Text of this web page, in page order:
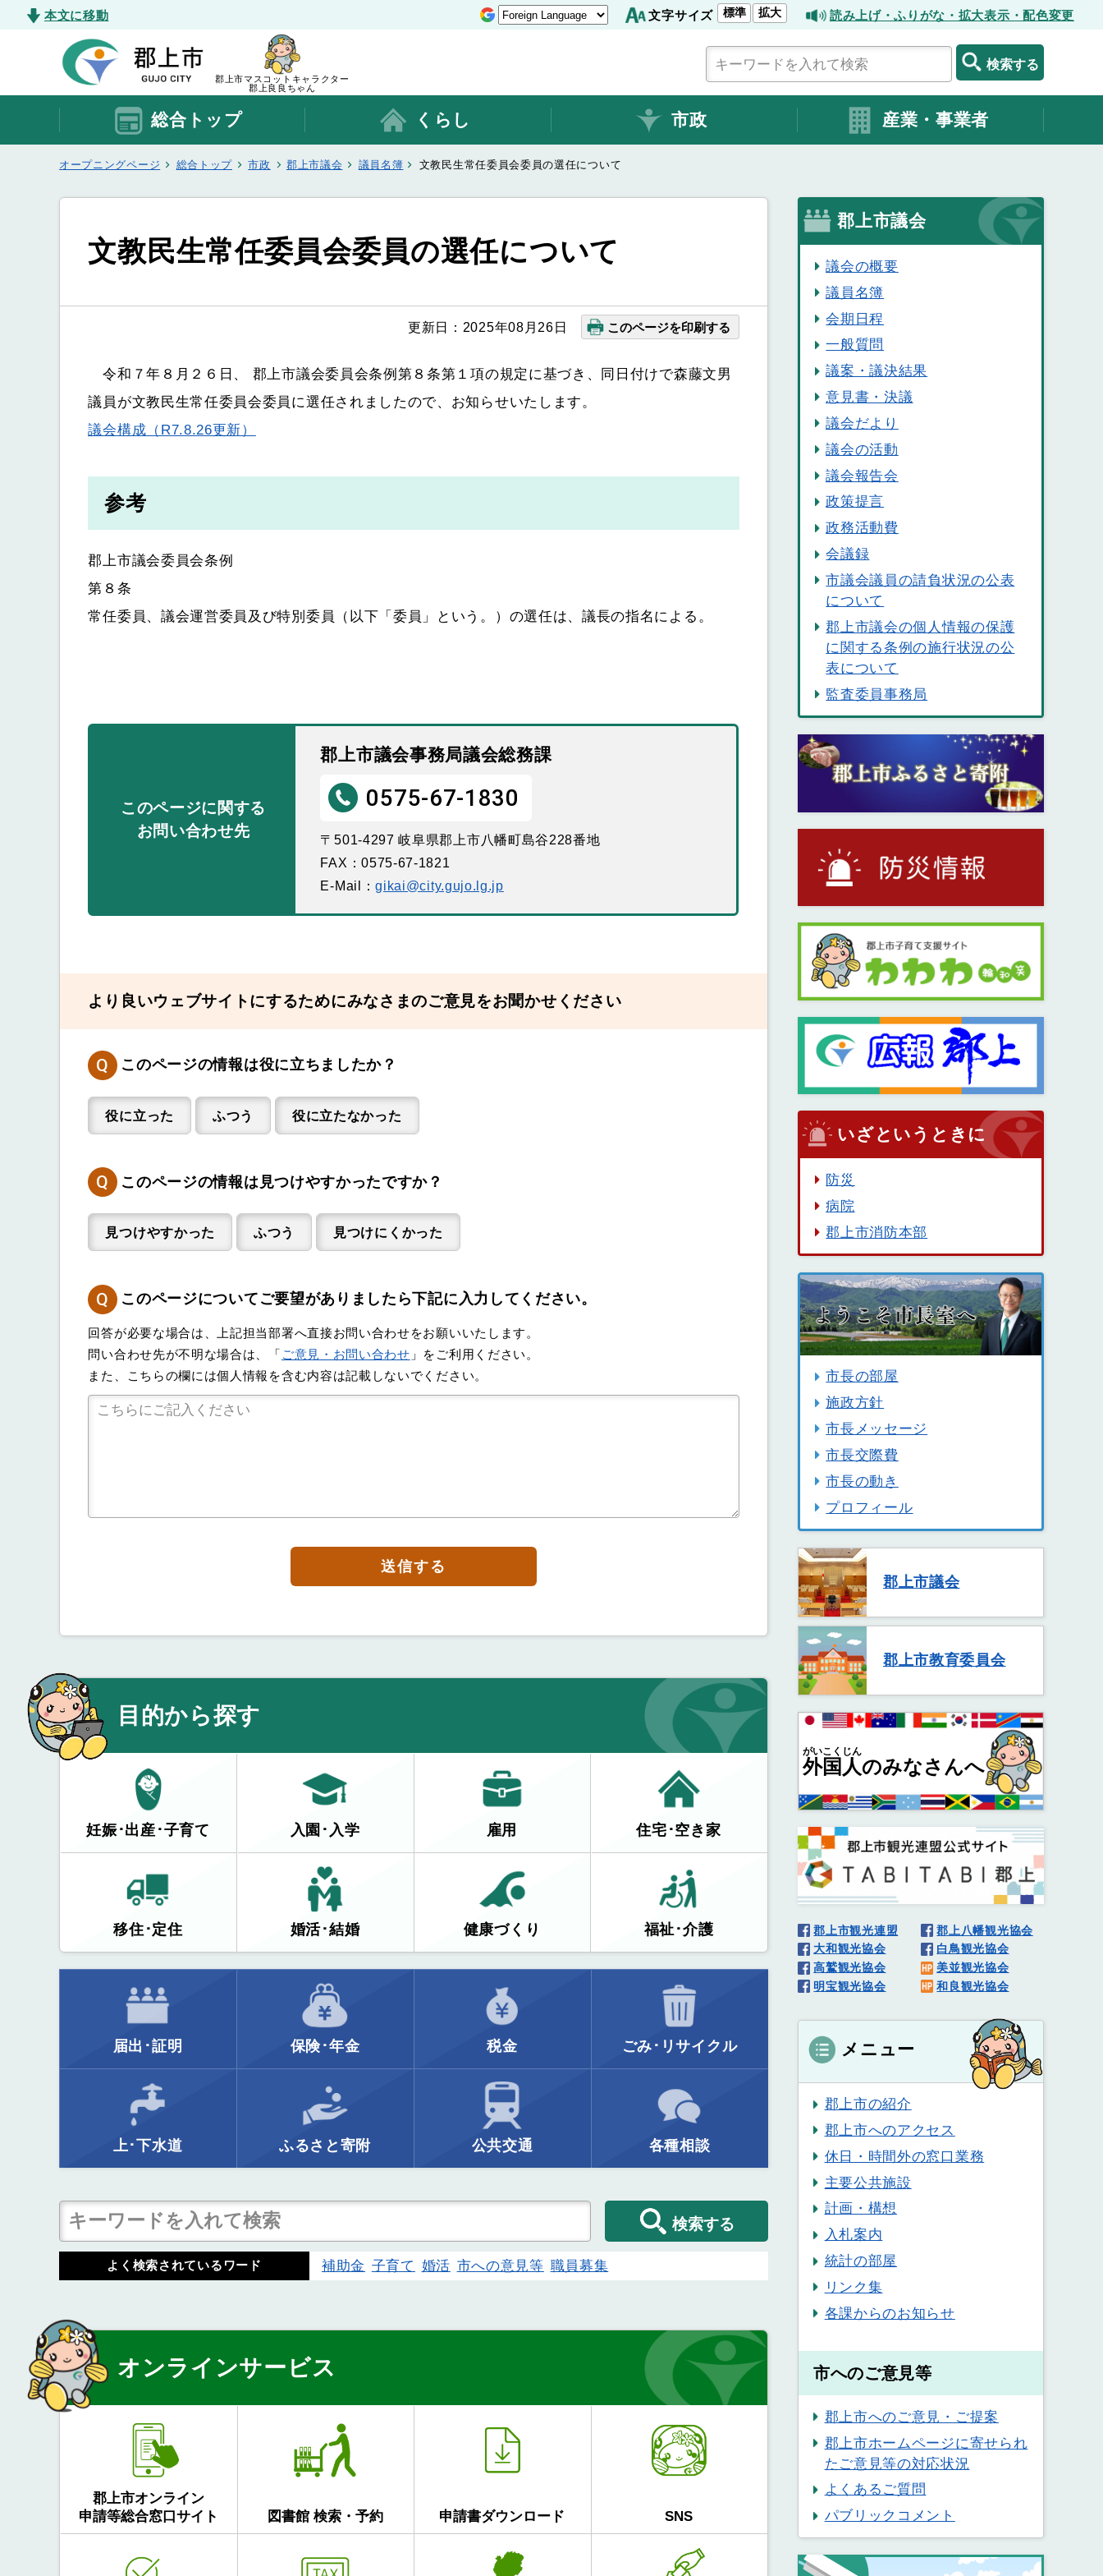
本文に移動 文字サイズ 標準 拡大 読み上げ・ふりがな・拡大表示・配色変更
郡上市マスコットキャラクター
郡上良良ちゃん
検索する
総合トップ くらし 市政 産業・事業者
オープニングページ 総合トップ 市政 郡上市議会 議員名簿 文教民生常任委員会委員の選任について
文教民生常任委員会委員の選任について
更新日：2025年08月26日 このページを印刷する
令和７年８月２６日、
郡上市議会委員会条例第８条第１項の規定に基づき、同日付けで森藤文男
議員が文教民生常任委員会委員に選任されましたので、お知らせいたします。
議会構成（R7.8.26更新）
参考
郡上市議会委員会条例
第８条
常任委員、議会運営委員及び特別委員（以下「委員」という。）の選任は、議長の指名による。
このページに関する
お問い合わせ先
郡上市議会事務局議会総務課
0575-67-1830
〒501-4297 岐阜県郡上市八幡町島谷228番地
FAX：0575-67-1821
E-Mail：gikai@city.gujo.lg.jp
より良いウェブサイトにするためにみなさまのご意見をお聞かせください
Q このページの情報は役に立ちましたか？
役に立った ふつう 役に立たなかった
Q このページの情報は見つけやすかったですか？
見つけやすかった ふつう 見つけにくかった
Q このページについてご要望がありましたら下記に入力してください。
回答が必要な場合は、上記担当部署へ直接お問い合わせをお願いいたします。
問い合わせ先が不明な場合は、「 ご意見・お問い合わせ 」をご利用ください。
また、こちらの欄には個人情報を含む内容は記載しないでください。
送信する
目的から探す
妊娠･出産･子育て 入園･入学 雇用 住宅･空き家
移住･定住 婚活･結婚 健康づくり 福祉･介護
届出･証明 保険･年金 税金 ごみ･リサイクル
上･下水道 ふるさと寄附 公共交通 各種相談
検索する
よく検索されているワード 補助金 子育て 婚活 市への意見等 職員募集
オンラインサービス
郡上市オンライン
申請等総合窓口サイト
図書館 検索・予約 申請書ダウンロード SNS
郡上市議会
議会の概要
議員名簿
会期日程
一般質問
議案・議決結果
意見書・決議
議会だより
議会の活動
議会報告会
政策提言
政務活動費
会議録
市議会議員の請負状況の公表
について
郡上市議会の個人情報の保護
に関する条例の施行状況の公
表について
監査委員事務局
いざというときに
防災
病院
郡上市消防本部
市長の部屋
施政方針
市長メッセージ
市長交際費
市長の動き
プロフィール
郡上市議会
郡上市教育委員会
外国人
がいこくじん
のみなさんへ
郡上市観光連盟
郡上八幡観光協会
大和観光協会
白鳥観光協会
高鷲観光協会
美並観光協会
明宝観光協会
和良観光協会
メニュー
郡上市の紹介
郡上市へのアクセス
休日・時間外の窓口業務
主要公共施設
計画・構想
入札案内
統計の部屋
リンク集
各課からのお知らせ
市へのご意見等
郡上市へのご意見・ご提案
郡上市ホームページに寄せられ
たご意見等の対応状況
よくあるご質問
パブリックコメント